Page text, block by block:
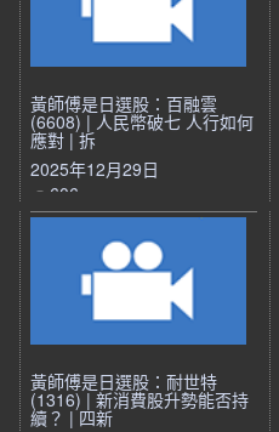
黃師傅是日選股：百融雲
(6608) | 人民幣破七 人行如何
應對 | 拆
2025年12月29日
606
黃師傅是日選股：耐世特
(1316) | 新消費股升勢能否持
續？ | 四新